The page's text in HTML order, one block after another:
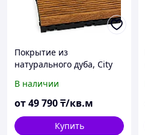
Покрытие из
натурального дуба, City
В наличии
от49 790₸/кв.м
Купить